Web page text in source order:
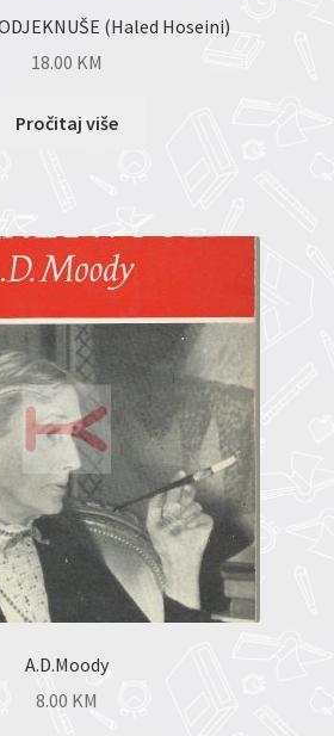
(Haled Hoseini)
18.00 KM
Pročitaj više
A.D.Moody
8.00 KM